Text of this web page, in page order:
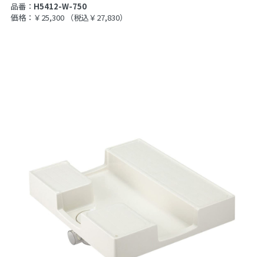
品番： H5412-W-750
価格：￥25,300
（税込￥27,830）